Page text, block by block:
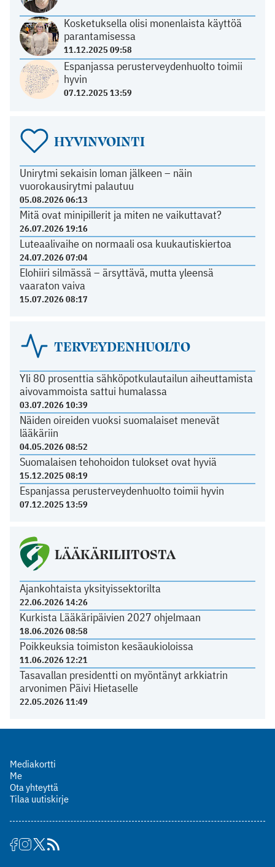
Kosketuksella olisi monenlaista käyttöä
parantamisessa
11.12.2025 09:58
Espanjassa perusterveydenhuolto toimii
hyvin
07.12.2025 13:59
HYVINVOINTI
Unirytmi sekaisin loman jälkeen – näin
vuorokausirytmi palautuu
05.08.2026 06:13
Mitä ovat minipillerit ja miten ne vaikuttavat?
26.07.2026 19:16
Luteaalivaihe on normaali osa kuukautiskiertoa
24.07.2026 07:04
Elohiiri silmässä – ärsyttävä, mutta yleensä
vaaraton vaiva
15.07.2026 08:17
TERVEYDENHUOLTO
Yli 80 prosenttia sähköpotkulautailun aiheuttamista
aivovammoista sattui humalassa
03.07.2026 10:39
Näiden oireiden vuoksi suomalaiset menevät
lääkäriin
04.05.2026 08:52
Suomalaisen tehohoidon tulokset ovat hyviä
15.12.2025 08:19
Espanjassa perusterveydenhuolto toimii hyvin
07.12.2025 13:59
LÄÄKÄRILIITOSTA
Ajankohtaista yksityissektorilta
22.06.2026 14:26
Kurkista Lääkäripäivien 2027 ohjelmaan
18.06.2026 08:58
Poikkeuksia toimiston kesäaukioloissa
11.06.2026 12:21
Tasavallan presidentti on myöntänyt arkkiatrin
arvonimen Päivi Hietaselle
22.05.2026 11:49
Mediakortti
Me
Ota yhteyttä
Tilaa uutiskirje